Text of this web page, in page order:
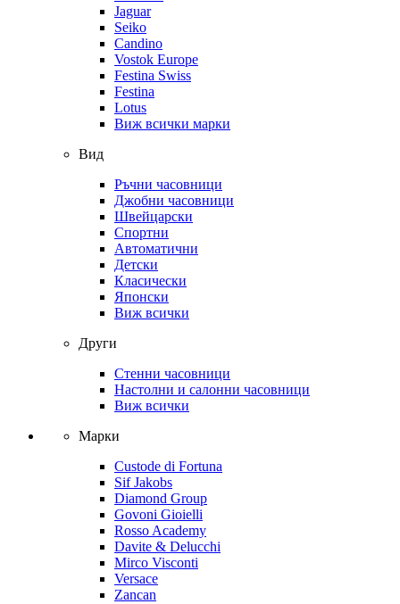
Jaguar
Seiko
Candino
Vostok Europe
Festina Swiss
Festina
Lotus
Виж всички марки
Вид
Ръчни часовници
Джобни часовници
Швейцарски
Спортни
Автоматични
Детски
Класически
Японски
Виж всички
Други
Стенни часовници
Настолни и салонни часовници
Виж всички
Марки
Custode di Fortuna
Sif Jakobs
Diamond Group
Govoni Gioielli
Rosso Academy
Davite & Delucchi
Mirco Visconti
Versace
Zancan